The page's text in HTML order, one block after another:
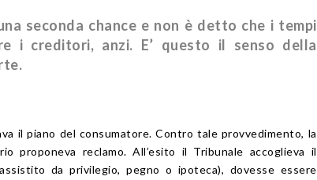
seconda chance e non è detto che i tempi
i creditori, anzi. E’ questo il senso della
il piano del consumatore. Contro tale provvedimento, la
proponeva reclamo. All’esito il Tribunale accoglieva il
da privilegio, pegno o ipoteca), dovesse essere